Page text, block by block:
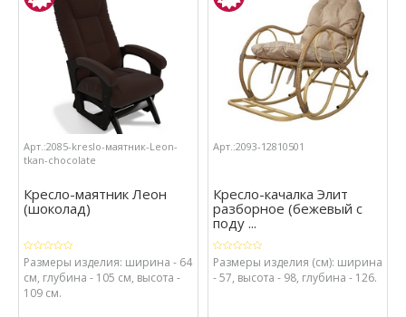
Арт.:2085-kreslo-маятник-Leon-
tkan-chocolate
Кресло-маятник Леон
(шоколад)
Размеры изделия: ширина - 64
см, глубина - 105 см, высота -
109 см.
Арт.:2093-12810501
Кресло-качалка Элит
разборное (бежевый с
поду ...
Размеры изделия (см): ширина
- 57, высота - 98, глубина - 126.